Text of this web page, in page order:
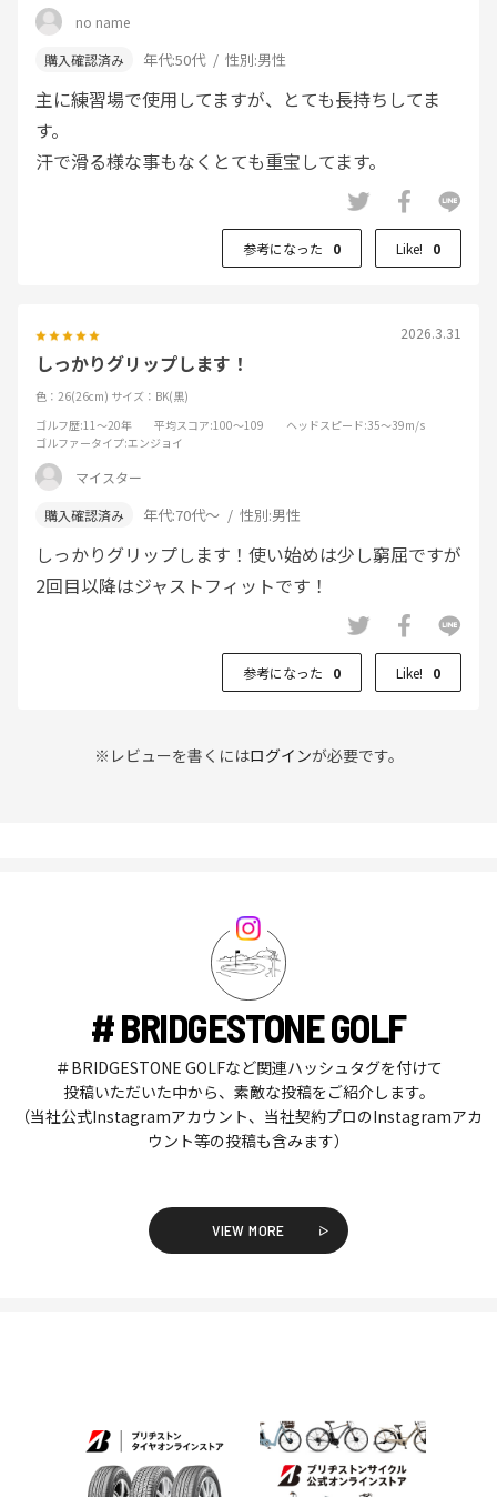
no name
年代:50代 性別:男性
主に練習場で使用してますが、とても長持ちしてま
す。
汗で滑る様な事もなくとても重宝してます。
参考になった 0 Like! 0
2026.3.31
しっかりグリップします！
色：26(26cm) サイズ：BK(黒)
ゴルフ歴:11～20年 平均スコア:100～109 ヘッドスピード:35～39m/s
ゴルファータイプ:エンジョイ
マイスター
年代:70代～ 性別:男性
しっかりグリップします！使い始めは少し窮屈ですが
2回目以降はジャストフィットです！
参考になった 0 Like! 0
※レビューを書くにはログインが必要です。
# BRIDGESTONE GOLF
＃BRIDGESTONE GOLFなど関連ハッシュタグを付けて
投稿いただいた中から、素敵な投稿をご紹介します。
（当社公式Instagramアカウント、当社契約プロのInstagramアカ
ウント等の投稿も含みます）
VIEW MORE